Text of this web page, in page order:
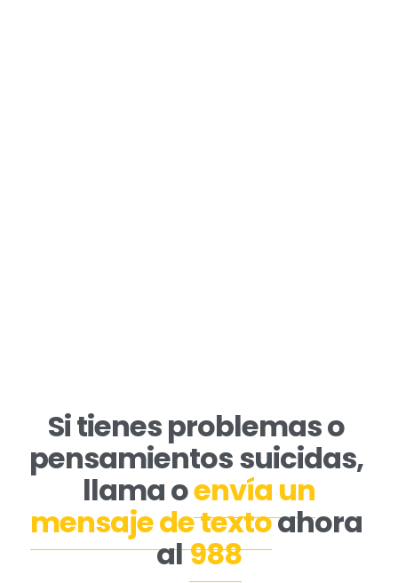
Si tienes problemas o
pensamientos suicidas,
llama o envía un
mensaje de texto ahora
al 988